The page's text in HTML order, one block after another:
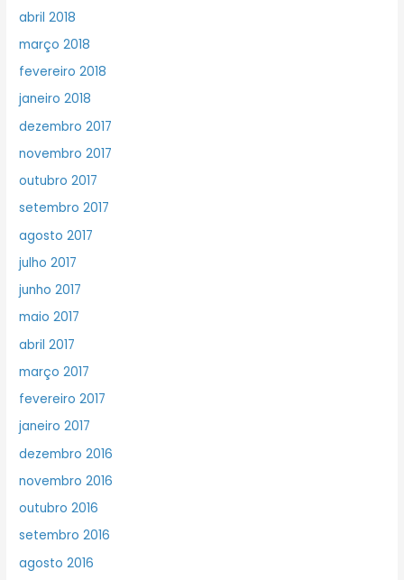
abril 2018
março 2018
fevereiro 2018
janeiro 2018
dezembro 2017
novembro 2017
outubro 2017
setembro 2017
agosto 2017
julho 2017
junho 2017
maio 2017
abril 2017
março 2017
fevereiro 2017
janeiro 2017
dezembro 2016
novembro 2016
outubro 2016
setembro 2016
agosto 2016